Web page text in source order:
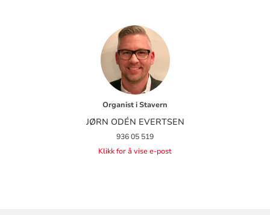
Organist i Stavern
JØRN ODÉN EVERTSEN
936 05 519
Klikk for å vise e-post